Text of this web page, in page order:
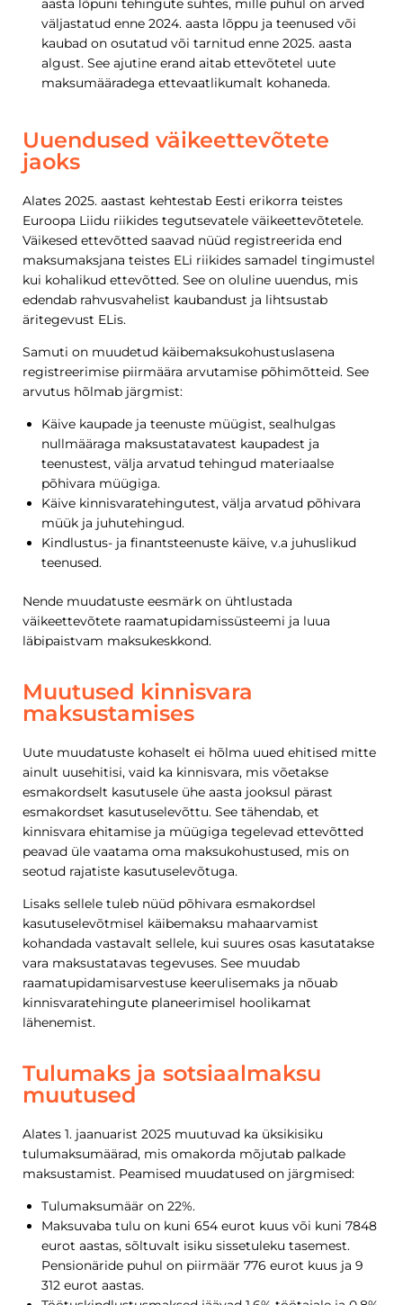
aasta lõpuni tehingute suhtes, mille puhul on arved
väljastatud enne 2024. aasta lõppu ja teenused või
kaubad on osutatud või tarnitud enne 2025. aasta
algust. See ajutine erand aitab ettevõtetel uute
maksumääradega ettevaatlikumalt kohaneda.
Uuendused väikeettevõtete
jaoks
Alates 2025. aastast kehtestab Eesti erikorra teistes
Euroopa Liidu riikides tegutsevatele väikeettevõtetele.
Väikesed ettevõtted saavad nüüd registreerida end
maksumaksjana teistes ELi riikides samadel tingimustel
kui kohalikud ettevõtted. See on oluline uuendus, mis
edendab rahvusvahelist kaubandust ja lihtsustab
äritegevust ELis.
Samuti on muudetud käibemaksukohustuslasena
registreerimise piirmäära arvutamise põhimõtteid. See
arvutus hõlmab järgmist:
Käive kaupade ja teenuste müügist, sealhulgas
nullmääraga maksustatavatest kaupadest ja
teenustest, välja arvatud tehingud materiaalse
põhivara müügiga.
Käive kinnisvaratehingutest, välja arvatud põhivara
müük ja juhutehingud.
Kindlustus- ja finantsteenuste käive, v.a juhuslikud
teenused.
Nende muudatuste eesmärk on ühtlustada
väikeettevõtete raamatupidamissüsteemi ja luua
läbipaistvam maksukeskkond.
Muutused kinnisvara
maksustamises
Uute muudatuste kohaselt ei hõlma uued ehitised mitte
ainult uusehitisi, vaid ka kinnisvara, mis võetakse
esmakordselt kasutusele ühe aasta jooksul pärast
esmakordset kasutuselevõttu. See tähendab, et
kinnisvara ehitamise ja müügiga tegelevad ettevõtted
peavad üle vaatama oma maksukohustused, mis on
seotud rajatiste kasutuselevõtuga.
Lisaks sellele tuleb nüüd põhivara esmakordsel
kasutuselevõtmisel käibemaksu mahaarvamist
kohandada vastavalt sellele, kui suures osas kasutatakse
vara maksustatavas tegevuses. See muudab
raamatupidamisarvestuse keerulisemaks ja nõuab
kinnisvaratehingute planeerimisel hoolikamat
lähenemist.
Tulumaks ja sotsiaalmaksu
muutused
Alates 1. jaanuarist 2025 muutuvad ka üksikisiku
tulumaksumäärad, mis omakorda mõjutab palkade
maksustamist. Peamised muudatused on järgmised:
Tulumaksumäär on 22%.
Maksuvaba tulu on kuni 654 eurot kuus või kuni 7848
eurot aastas, sõltuvalt isiku sissetuleku tasemest.
Pensionäride puhul on piirmäär 776 eurot kuus ja 9
312 eurot aastas.